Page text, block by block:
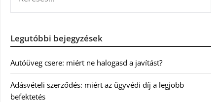
Legutóbbi bejegyzések
Autóüveg csere: miért ne halogasd a javítást?
Adásvételi szerződés: miért az ügyvédi díj a legjobb
befektetés